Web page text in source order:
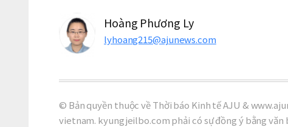
Hoàng Phương Ly
lyhoang215@ajunews.com
© Bản quyền thuộc về Thời báo Kinh tế AJU &
vietnam. kyungjeilbo.com phải có sự đồng ý bằng văn